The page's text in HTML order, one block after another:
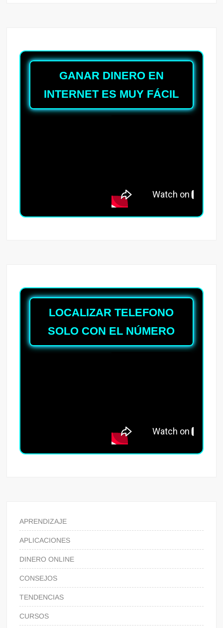
GANAR DINERO EN
INTERNET ES MUY FÁCIL
LOCALIZAR TELEFONO
SOLO CON EL NÚMERO
APRENDIZAJE
APLICACIONES
DINERO ONLINE
CONSEJOS
TENDENCIAS
CURSOS